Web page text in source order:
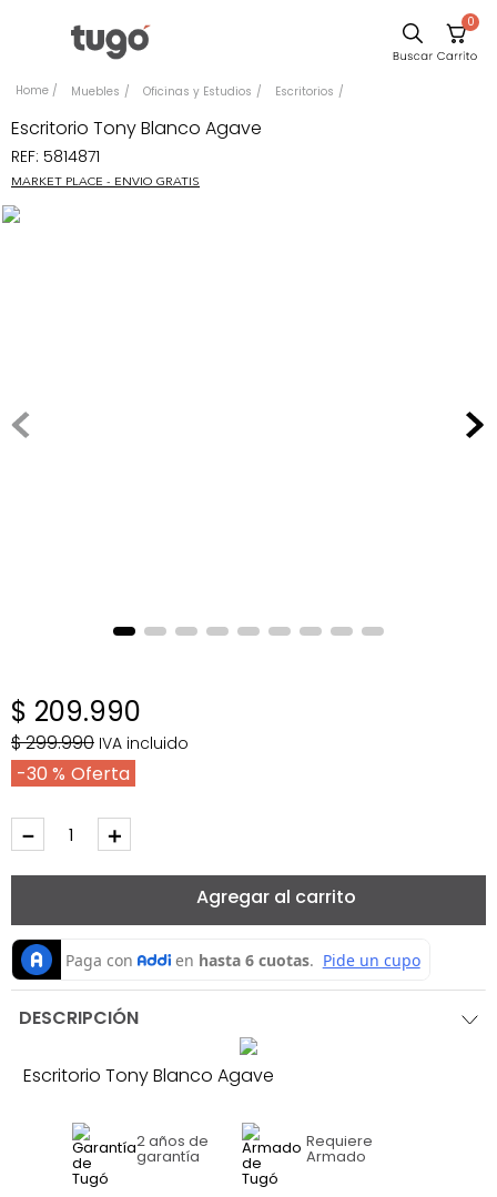
0
Muebles Oficinas y Estudios Escritorios
Escritorio Tony Blanco Agave
REF: 5814871
MARKET PLACE - ENVIO GRATIS
$ 209.990
$299.990 IVA incluido
30 %
＋
－
Agregar al carrito
DESCRIPCIÓN
Escritorio Tony Blanco Agave
2 años de
garantía
Requiere
Armado
Comedor
Escritorio